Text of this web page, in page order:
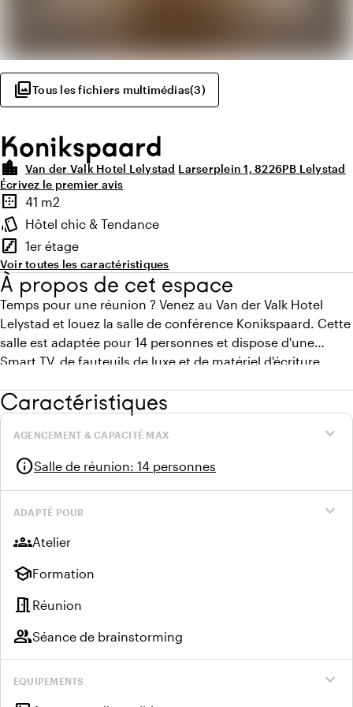
photo_libraryTous les fichiers multimédias(3)
Konikspaard
location_city Van der Valk Hotel Lelystad Larserplein 1, 8226PB Lelystad
Écrivez le premier avis
Points forts
border_outer
Superficie
41 m2
style
Ambiance
Hôtel chic & Tendance
stairs
Étage
1er étage
Voir toutes les caractéristiques
À propos de cet espace
Temps pour une réunion ? Venez au Van der Valk Hotel
Lelystad et louez la salle de conférence Konikspaard. Cette
salle est adaptée pour 14 personnes et dispose d'une
Smart TV, de fauteuils de luxe et de matériel d'écriture.
Caractéristiques
expand_more
AGENCEMENT & CAPACITÉ MAX
infoSalle de réunion: 14 personnes
expand_more
ADAPTÉ POUR
groupsAtelier
schoolFormation
meeting_room Réunion
groupSéance de brainstorming
expand_more
EQUIPEMENTS